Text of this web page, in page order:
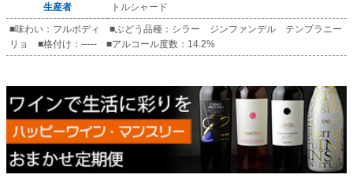
生産者
トルシャード
■味わい：フルボディ ■ぶどう品種：シラー ジンファンデル テンプラニー
リョ ■格付け：----- ■アルコール度数：14.2%